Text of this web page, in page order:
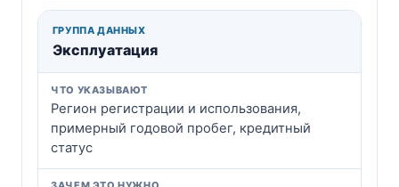
Эксплуатация
Регион регистрации и использования,
примерный годовой пробег, кредитный
статус